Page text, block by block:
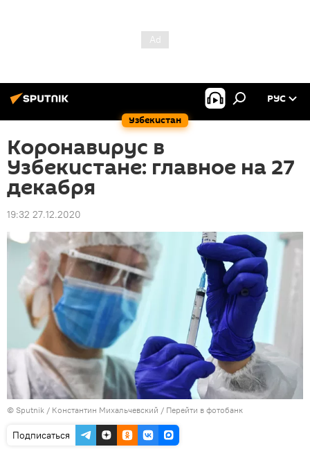
Узбекистан
РУС
Коронавирус в
Узбекистане: главное на 27
декабря
19:32 27.12.2020
© Sputnik / Константин Михальчевский / Перейти в фотобанк
Подписаться